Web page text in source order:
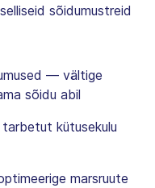
sõidumustreid
— vältige
sõidu abil
kütusekulu
marsruute